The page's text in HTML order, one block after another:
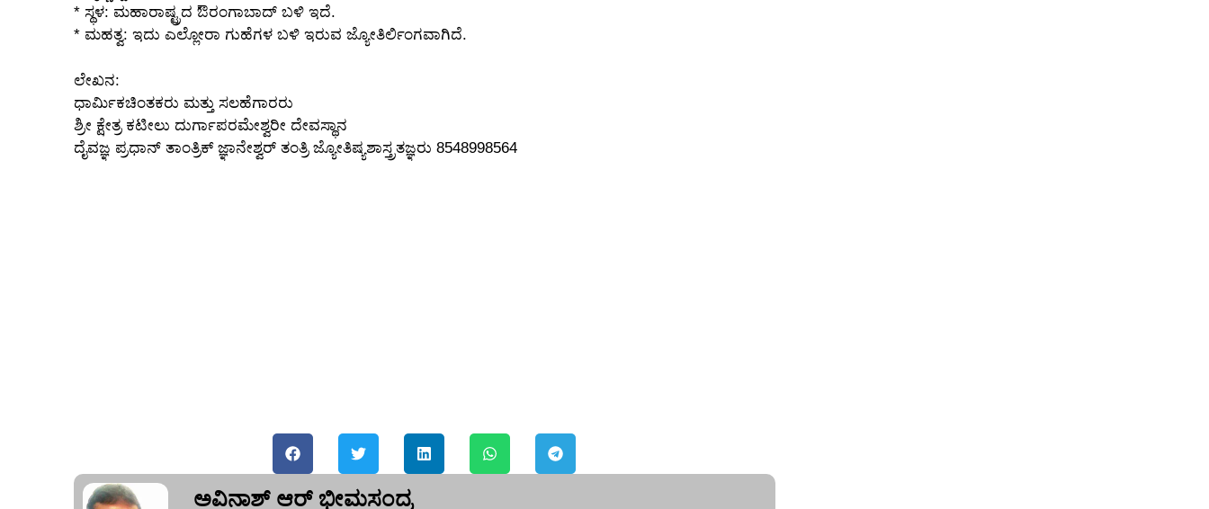
* ಸ್ಥಳ: ಮಹಾರಾಷ್ಟ್ರದ ಔರಂಗಾಬಾದ್ ಬಳಿ ಇದೆ.
* ಮಹತ್ವ: ಇದು ಎಲ್ಲೋರಾ ಗುಹೆಗಳ ಬಳಿ ಇರುವ ಜ್ಯೋತಿರ್ಲಿಂಗವಾಗಿದೆ.
ಲೇಖನ:
ಧಾರ್ಮಿಕಚಿಂತಕರು ಮತ್ತು ಸಲಹೆಗಾರರು
ಶ್ರೀ ಕ್ಷೇತ್ರ ಕಟೀಲು ದುರ್ಗಾಪರಮೇಶ್ವರೀ ದೇವಸ್ಥಾನ
ದೈವಜ್ಞ ಪ್ರಧಾನ್ ತಾಂತ್ರಿಕ್ ಜ್ಞಾನೇಶ್ವರ್ ತಂತ್ರಿ ಜ್ಯೋತಿಷ್ಯಶಾಸ್ತ್ರತಜ್ಞರು 8548998564
ಅವಿನಾಶ್‌ ಆರ್‌ ಭೀಮಸಂದ್ರ